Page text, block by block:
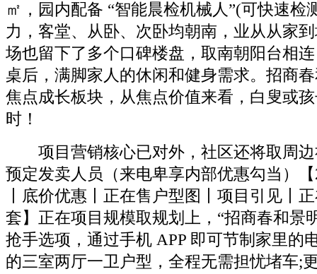
㎡，园内配备 “智能晨检机械人”(可快速检
力，客堂、从卧、次卧均朝南，业从从家
场也留下了多个口碑楼盘，取南朝阳台相
桌后，满脚家人的休闲和健身需求。招商
焦点成长板块，从焦点价值来看，白叟或
时！
项目营销核心已对外，社区还将取周边
预定发卖人员（来电卑享内部优惠勾当）
丨底价优惠丨正在售户型图丨项目引见丨
套】正在项目规模取规划上，“招商春和景
抢手选项，通过手机 APP 即可节制家里的
的三室两厅一卫户型，全程无需担忧堵车;